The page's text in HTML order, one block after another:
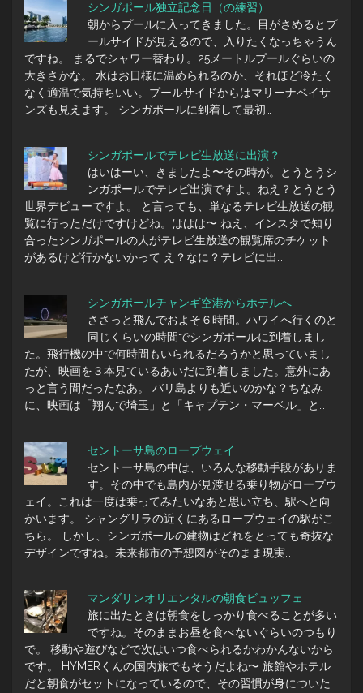
シンガポール独立記念日（の練習）
朝からプールに入ってきました。目がさめるとプ
ールサイドが見えるので、入りたくなっちゃうん
ですね。 まるでシャワー替わり。25メートルプールぐらいの
大きさかな。 水はお日様に温められるのか、それほど冷たく
なく適温で気持ちいい。プールサイドからはマリーナベイサ
ンズも見えます。 シンガポールに到着して最初…
シンガポールでテレビ生放送に出演？
はいはーい、きましたよ〜その時が。とうとうシ
ンガポールでテレビ出演ですよ。ねえ？とうとう
世界デビューですよ。 と言っても、単なるテレビ生放送の観
覧に行っただけですけどね。ははは〜 ねえ、インスタで知り
合ったシンガポールの人がテレビ生放送の観覧席のチケット
があるけど行かないかって え？なに？テレビに出…
シンガポールチャンギ空港からホテルへ
ささっと飛んでおよそ６時間。ハワイへ行くのと
同じくらいの時間でシンガポールに到着しまし
た。飛行機の中で何時間もいられるだろうかと思っていまし
たが、映画を３本見ているあいだに到着しました。意外にあ
っと言う間だったなあ。 バリ島よりも近いのかな？ちなみ
に、映画は「翔んで埼玉」と「キャプテン・マーベル」と…
セントーサ島のロープウェイ
セントーサ島の中は、いろんな移動手段がありま
す。その中でも島内が見渡せる乗り物がロープウ
ェイ。これは一度は乗ってみたいなあと思い立ち、駅へと向
かいます。 シャングリラの近くにあるロープウェイの駅がこ
ちら。 しかし、シンガポールの建物はどれをとっても奇抜な
デザインですね。未来都市の予想図がそのまま現実…
マンダリンオリエンタルの朝食ビュッフェ
旅に出たときは朝食をしっかり食べることが多い
ですね。そのままお昼を食べないぐらいのつもり
で。 移動や遊びなどで次はいつ食べられるかわかんないから
です。 HYMERくんの国内旅でもそうだよね〜 旅館やホテル
だと朝食がセットになっているので、その習慣が身についた